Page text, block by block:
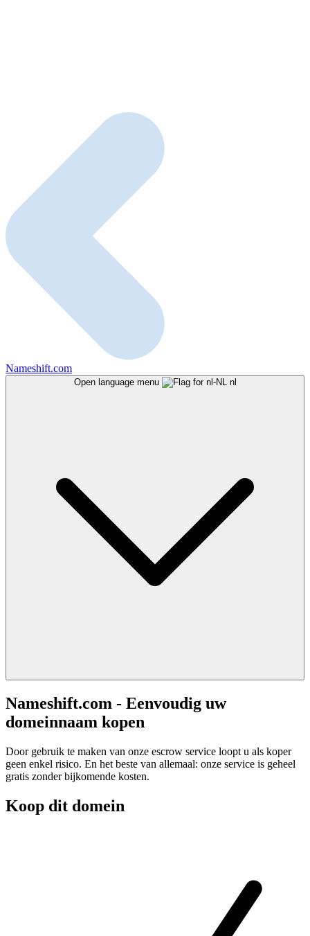
Nameshift.com
Open language menu nl
Nameshift.com - Eenvoudig uw
domeinnaam kopen
Door gebruik te maken van onze escrow service loopt u als koper
geen enkel risico. En het beste van allemaal: onze service is geheel
gratis zonder bijkomende kosten.
Koop dit domein